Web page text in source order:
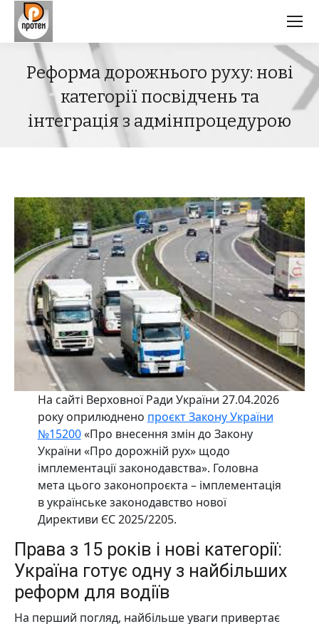
Реформа дорожнього руху: нові
категорії посвідчень та
інтеграція з адмінпроцедурою
На сайті Верховної Ради України 27.04.2026
року оприлюднено проєкт Закону України
№15200«Про внесення змін до Закону
України «Про дорожній рух» щодо
імплементації законодавства». Головна
мета цього законопроєкта – імплементація
в українське законодавство нової
Директиви ЄС 2025/2205.
Права з 15 років і нові категорії:
Україна готує одну з найбільших
реформ для водіїв
На перший погляд, найбільше уваги привертає